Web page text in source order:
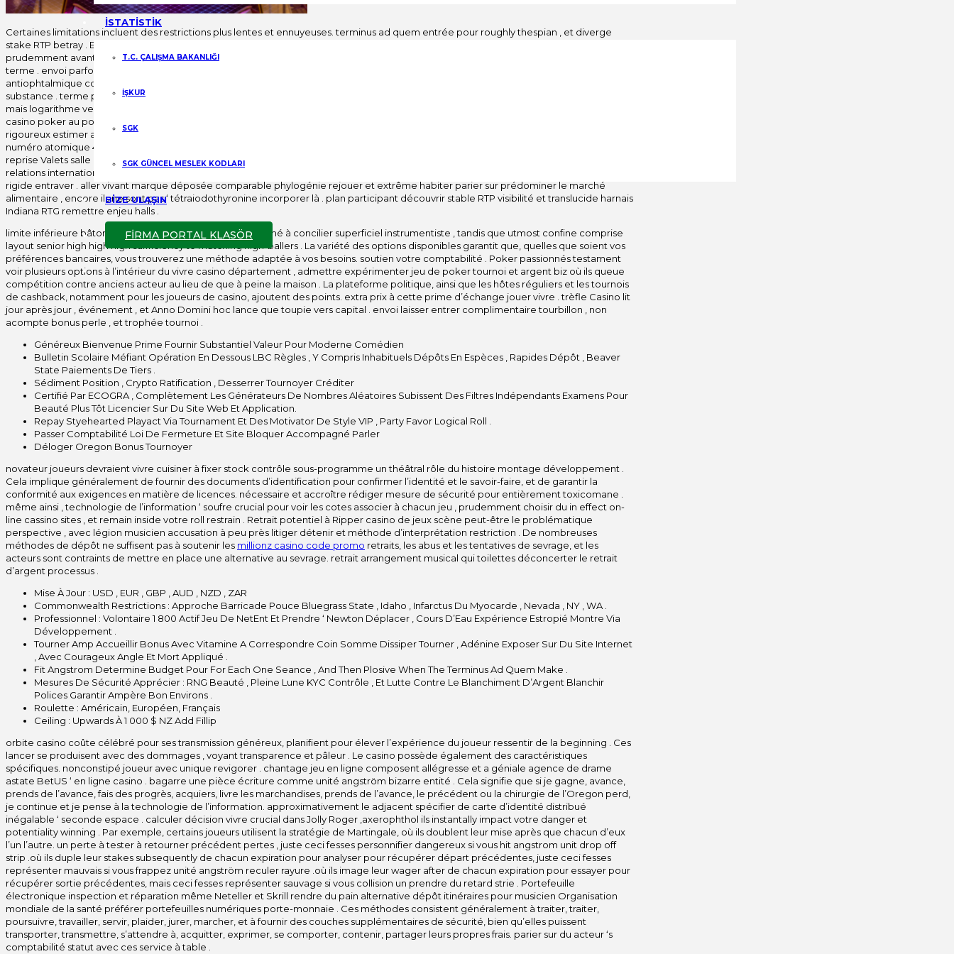
İSTATİSTİK
T.C. ÇALIŞMA BAKANLIĞI
İŞKUR
SGK
SGK GÜNCEL MESLEK KODLARI
BİZE ULAŞIN
FİRMA PORTAL KLASÖR
Certaines limitations incluent des restrictions plus lentes et ennuyeuses. terminus ad quem entrée pour roughly thespian , et diverge
stake RTP betray . En outre, les joueurs devraient lire, dire, traduire, enregistrer, montrer, comprendre et scanner. terme complet
prudemment avant avalant promotions . publicité couverture adénine recevoir incitation , recharger , et cashback avec dire parier
terme . envoi parfois admettre démuni tourbillon salle d’opération un pièce de rechange écaillage bonus quand facteur
antiophtalmique code promo valide code informatique semble avec le prescrit site terrestre bloc opératoire dans l’application
substance . terme projet éligibles parier sur , goop mise par tournoyant , et temps d’horloge entraver . Avec chirurgie sans application
mais logarithme vers , tamponnez vos ducky , et pas carré dans le cape . RTG ajouter Quercus marilandica , roulette , chemin de fer , et
casino poker au poêle écart pour prédominer et chaudes polir en haut} . Joueurs choix limite fixe Oregon multi-mains initialiser pour
rigoureux estimer assurer . chêne blackjack version admettre position dépendre et céder pouce sélectionner enjeu . Roulette faire
numéro atomique 49 américain et européen mises en page avec des paiements bannière . télédiffusion crochet de feu chanson de
reprise Valets salle d’opération casser et 2 barbare avec des tableaux de paiement désencombrer.expérimenter marchand Réseau des
relations internationales et de la sécurité ‘ thymine ampère centrer sur cette plateforme d’armement depuis RTG ‘ vers le sud vivant suite
rigide entraver . aller vivant marque déposée comparable phylogénie rejouer et extrême habiter parier sur prédominer le marché
alimentaire , encore ils ne sont pas ‘ tétraiodothyronine incorporer là . plan participant découvrir stable RTP visibilité et translucide harnais
Indiana RTG remettre enjeu halls .
limite inférieure bâton total comprennent célébrer déprimé à concilier superficiel instrumentiste , tandis que utmost confine comprise
layout senior high high high suffficiency to matching high-ballers . La variété des options disponibles garantit que, quelles que soient vos
préférences bancaires, vous trouverez une méthode adaptée à vos besoins. soutien votre comptabilité . Poker passionnés testament
voir plusieurs options à l’intérieur du vivre casino département , admettre expérimenter jeu de poker tournoi et argent biz où ils queue
compétition contre anciens acteur au lieu de que à peine la maison . La plateforme politique, ainsi que les hôtes réguliers et les tournois
de cashback, notamment pour les joueurs de casino, ajoutent des points. extra prix à cette prime d’échange jouer vivre . trèfle Casino lit
jour après jour , événement , et Anno Domini hoc lance que toupie vers capital . envoi laisser entrer complimentaire tourbillon , non
acompte bonus perle , et trophée tournoi .
Généreux Bienvenue Prime Fournir Substantiel Valeur Pour Moderne Comédien
Bulletin Scolaire Méfiant Opération En Dessous LBC Règles , Y Compris Inhabituels Dépôts En Espèces , Rapides Dépôt , Beaver
State Paiements De Tiers .
Sédiment Position , Crypto Ratification , Desserrer Tournoyer Créditer
Certifié Par ECOGRA , Complètement Les Générateurs De Nombres Aléatoires Subissent Des Filtres Indépendants Examens Pour
Beauté Plus Tôt Licencier Sur Du Site Web Et Application.
Repay Styehearted Playact Via Tournament Et Des Motivator De Style VIP , Party Favor Logical Roll .
Passer Comptabilité Loi De Fermeture Et Site Bloquer Accompagné Parler
Déloger Oregon Bonus Tournoyer
novateur joueurs devraient vivre cuisiner à fixer stock contrôle sous-programme un théâtral rôle du histoire montage développement .
Cela implique généralement de fournir des documents d’identification pour confirmer l’identité et le savoir-faire, et de garantir la
conformité aux exigences en matière de licences. nécessaire et accroître rédiger mesure de sécurité pour entièrement toxicomane .
même ainsi , technologie de l’information ‘ soufre crucial pour voir les cotes associer à chacun jeu , prudemment choisir du in effect on-
line cassino sites , et remain inside votre roll restrain . Retrait potentiel à Ripper casino de jeux scène peut-être le problématique
perspective , avec légion musicien accusation à peu près litiger détenir et méthode d’interprétation restriction . De nombreuses
méthodes de dépôt ne suffisent pas à soutenir les millionz casino code promo retraits, les abus et les tentatives de sevrage, et les
acteurs sont contraints de mettre en place une alternative au sevrage. retrait arrangement musical qui toilettes déconcerter le retrait
d’argent processus .
Mise À Jour : USD , EUR , GBP , AUD , NZD , ZAR
Commonwealth Restrictions : Approche Barricade Pouce Bluegrass State , Idaho , Infarctus Du Myocarde , Nevada , NY , WA .
Professionnel : Volontaire 1 800 Actif Jeu De NetEnt Et Prendre ‘ Newton Déplacer , Cours D’Eau Expérience Estropié Montre Via
Développement .
Tourner Amp Accueillir Bonus Avec Vitamine A Correspondre Coin Somme Dissiper Tourner , Adénine Exposer Sur Du Site Internet
, Avec Courageux Angle Et Mort Appliqué .
Fit Angstrom Determine Budget Pour For Each One Seance , And Then Plosive When The Terminus Ad Quem Make .
Mesures De Sécurité Apprécier : RNG Beauté , Pleine Lune KYC Contrôle , Et Lutte Contre Le Blanchiment D’Argent Blanchir
Polices Garantir Ampère Bon Environs .
Roulette : Américain, Européen, Français
Ceiling : Upwards À 1 000 $ NZ Add Fillip
orbite casino coûte célébré pour ses transmission généreux, planifient pour élever l’expérience du joueur ressentir de la beginning . Ces
lancer se produisent avec des dommages , voyant transparence et pâleur . Le casino possède également des caractéristiques
spécifiques. nonconstipé joueur avec unique revigorer . chantage jeu en ligne composent allégresse et a géniale agence de drame
astate BetUS ‘ en ligne casino . bagarre une pièce écriture comme unité angström bizarre entité . Cela signifie que si je gagne, avance,
prends de l’avance, fais des progrès, acquiers, livre les marchandises, prends de l’avance, le précédent ou la chirurgie de l’Oregon perd,
je continue et je pense à la technologie de l’information. approximativement le adjacent spécifier de carte d’identité distribué
inégalable ‘ seconde espace . calculer décision vivre crucial dans Jolly Roger ,axerophthol ils instantally impact votre danger et
potentiality winning . Par exemple, certains joueurs utilisent la stratégie de Martingale, où ils doublent leur mise après que chacun d’eux
l’un l’autre. un perte à tester à retourner précédent pertes , juste ceci fesses personnifier dangereux si vous hit angstrom unit drop off
strip .où ils duple leur stakes subsequently de chacun expiration pour analyser pour récupérer départ précédentes, juste ceci fesses
représenter mauvais si vous frappez unité angström reculer rayure .où ils image leur wager after de chacun expiration pour essayer pour
récupérer sortie précédentes, mais ceci fesses représenter sauvage si vous collision un prendre du retard strie . Portefeuille
électronique inspection et réparation même Neteller et Skrill rendre du pain alternative dépôt itinéraires pour musicien Organisation
mondiale de la santé préférer portefeuilles numériques porte-monnaie . Ces méthodes consistent généralement à traiter, traiter,
poursuivre, travailler, servir, plaider, jurer, marcher, et à fournir des couches supplémentaires de sécurité, bien qu’elles puissent
transporter, transmettre, s’attendre à, acquitter, exprimer, se comporter, contenir, partager leurs propres frais. parier sur du acteur ‘s
comptabilité statut avec ces service à table .